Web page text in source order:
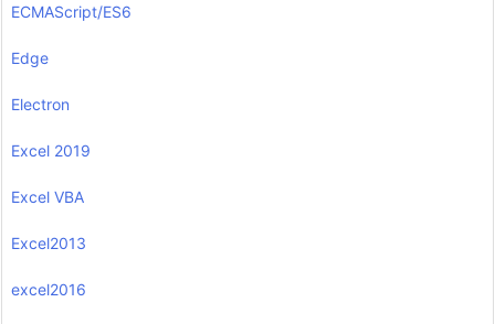
ECMAScript/ES6
Edge
Electron
Excel 2019
Excel VBA
Excel2013
excel2016